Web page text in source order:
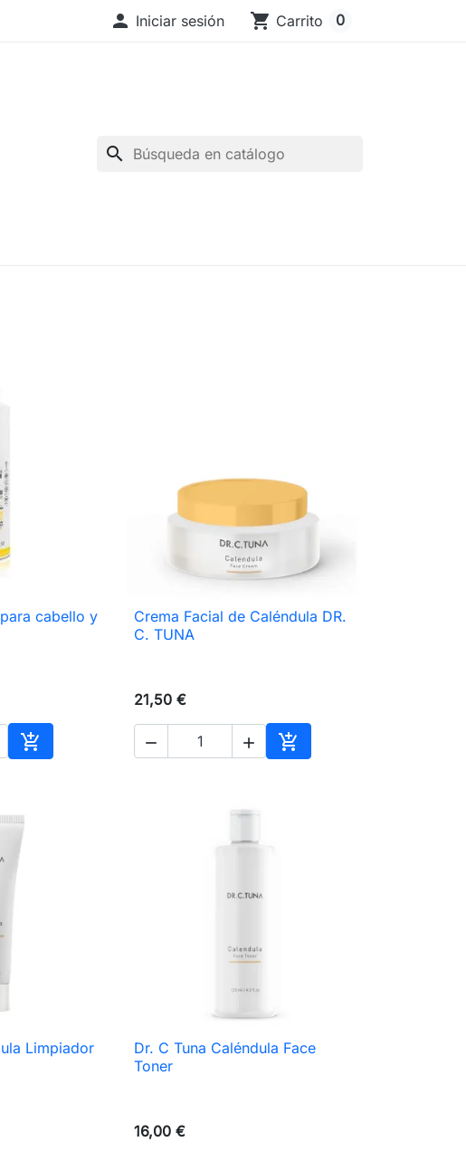
 Iniciar sesión shopping_cart Carrito 0
search
cabello y

Añadir al carrito
 Vista rápida
Crema Facial de Caléndula DR.
C. TUNA
21,50 €
  
Añadir al carrito
Limpiador
 Vista rápida
Dr. C Tuna Caléndula Face
Toner
16,00 €